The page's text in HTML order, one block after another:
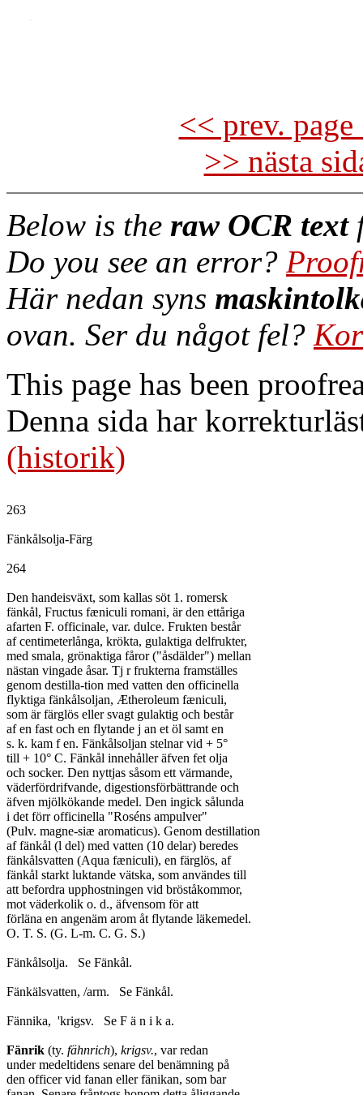
<< prev.
>> nästa
Below is the raw OCR text
Do you see an error?
Här nedan syns
ovan. Ser du något fel?
This page has been
Denna sida har
(historik)
263
Fänkålsolja-Färg
264
Den handeisväxt, som kallas söt 1. romersk
fänkål, Fructus fæniculi romani, är den ettåriga
afarten F. officinale, var. dulce. Frukten består
af centimeterlånga, krökta, gulaktiga delfrukter,
med smala, grönaktiga fåror ("åsdälder") mellan
nästan vingade åsar. Tj r frukterna framställes
genom destilla-tion med vatten den officinella
flyktiga fänkålsoljan, Ætheroleum fæniculi,
som är färglös eller svagt gulaktig och består
af en fast och en flytande j an et öl samt en
s. k. kam f en. Fänkålsoljan stelnar vid + 5°
till + 10° C. Fänkål innehåller äfven fet olja
och socker. Den nyttjas såsom ett värmande,
väderfördrifvande, digestionsförbättrande och
äfven mjölkökande medel. Den ingick sålunda
i det förr officinella "Roséns ampulver"
(Pulv. magne-siæ aromaticus). Genom destillation
af fänkål (l del) med vatten (10 delar) beredes
fänkålsvatten (Aqua fæniculi), en färglös, af
fänkål starkt luktande vätska, som användes till
att befordra upphostningen vid bröståkommor,
mot väderkolik o. d., äfvensom för att
förläna en angenäm arom åt flytande läkemedel.
O. T. S. (G. L-m. C. G. S.)
Fänkålsolja.   Se Fänkål.
Fänkälsvatten, /arm.   Se Fänkål.
Fännika,  'krigsv.   Se F ä n i k a.
Fänrik (ty. fähnrich), krigsv., var redan
under medeltidens senare del benämning på
den officer vid fanan eller fänikan, som bar